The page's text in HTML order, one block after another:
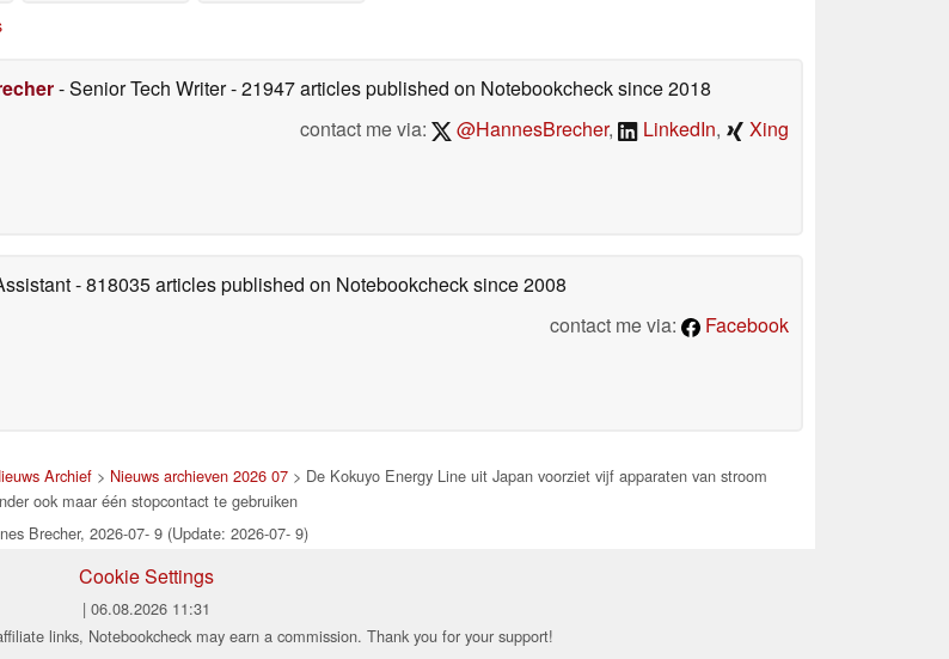
- Senior Tech Writer- 21947 articles published on Notebookchecksince 2018
contact me via:
@HannesBrecher, LinkedIn, Xing
- 818035 articles published on Notebookchecksince 2008
contact me via:
Facebook
Archief> Nieuws archieven 2026 07> De Kokuyo Energy Line uit Japan voorziet vijf apparaten van stroom
ook maar één stopcontact te gebruiken
Brecher, 2026-07- 9 (Update: 2026-07- 9)
Cookie Settings
| 06.08.2026 11:31
links, Notebookcheck may earn a commission. Thank you for your support!